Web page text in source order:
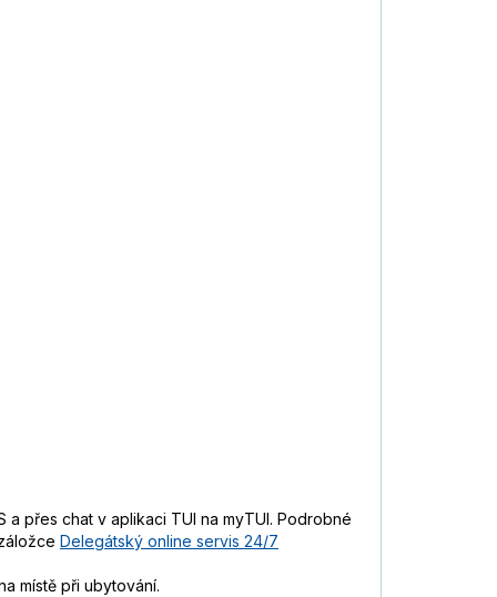
přes chat v aplikaci TUI na myTUI. Podrobné
Delegátský online servis 24/7
místě při ubytování.